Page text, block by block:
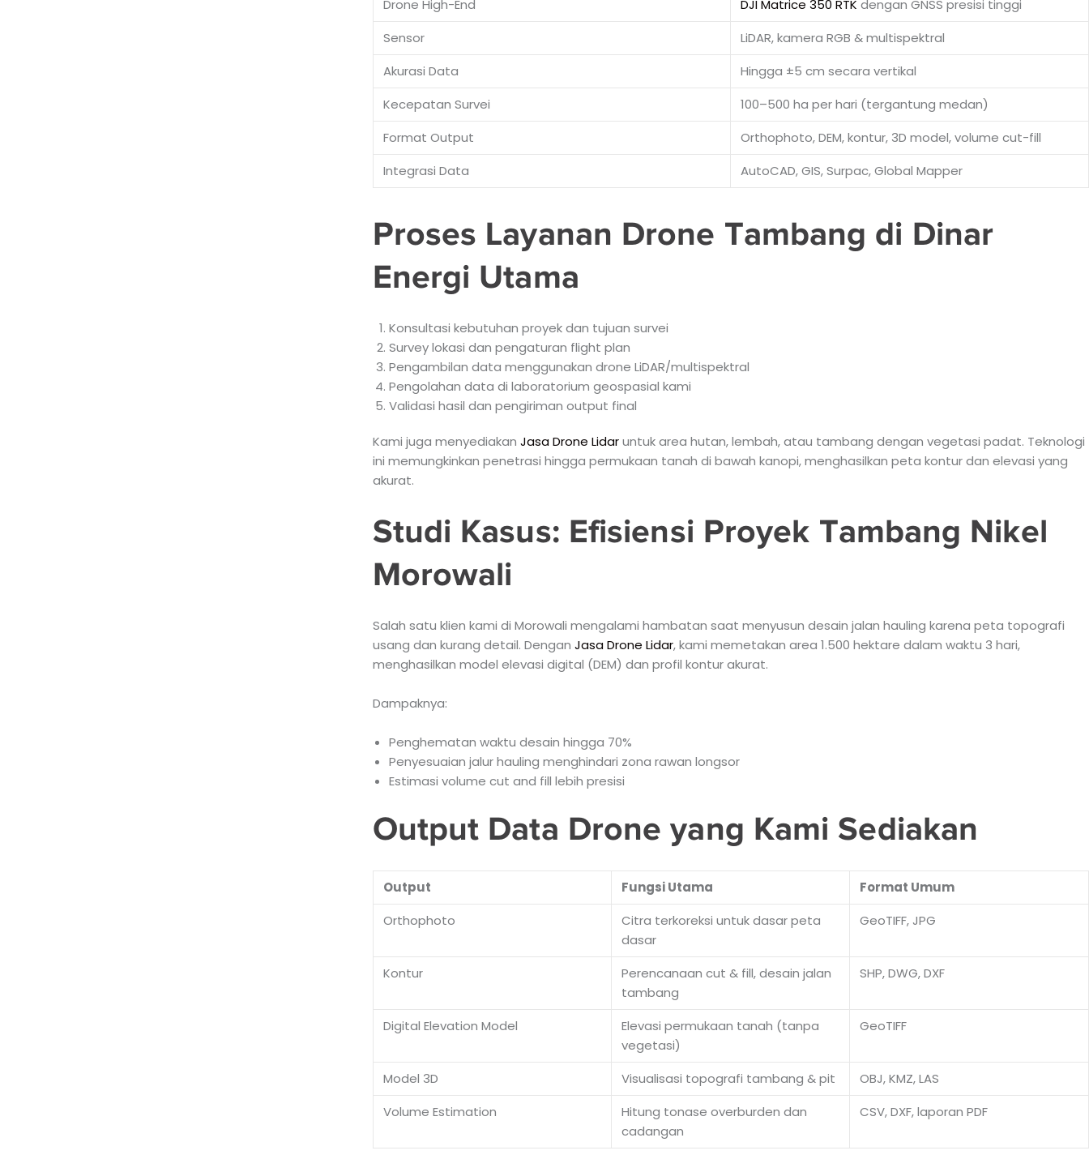
Drone High-End
DJI Matrice 350 RTK dengan GNSS presisi tinggi
Sensor
LiDAR, kamera RGB & multispektral
Akurasi Data
Hingga ±5 cm secara vertikal
Kecepatan Survei
100–500 ha per hari (tergantung medan)
Format Output
Orthophoto, DEM, kontur, 3D model, volume cut-fill
Integrasi Data
AutoCAD, GIS, Surpac, Global Mapper
Proses Layanan Drone Tambang di Dinar
Energi Utama
Konsultasi kebutuhan proyek dan tujuan survei
Survey lokasi dan pengaturan flight plan
Pengambilan data menggunakan drone LiDAR/multispektral
Pengolahan data di laboratorium geospasial kami
Validasi hasil dan pengiriman output final
Kami juga menyediakan Jasa Drone Lidaruntuk area hutan, lembah, atau tambang dengan vegetasi padat. Teknologi
ini memungkinkan penetrasi hingga permukaan tanah di bawah kanopi, menghasilkan peta kontur dan elevasi yang
akurat.
Studi Kasus: Efisiensi Proyek Tambang Nikel
Morowali
Salah satu klien kami di Morowali mengalami hambatan saat menyusun desain jalan hauling karena peta topografi
usang dan kurang detail. Dengan Jasa Drone Lidar, kami memetakan area 1.500 hektare dalam waktu 3 hari,
menghasilkan model elevasi digital (DEM) dan profil kontur akurat.
Dampaknya:
Penghematan waktu desain hingga 70%
Penyesuaian jalur hauling menghindari zona rawan longsor
Estimasi volume cut and fill lebih presisi
Output Data Drone yang Kami Sediakan
Output Fungsi Utama
Format Umum
Orthophoto
Citra terkoreksi untuk dasar peta
dasar
GeoTIFF, JPG
Kontur
Perencanaan cut & fill, desain jalan
tambang
SHP, DWG, DXF
Digital Elevation Model
Elevasi permukaan tanah (tanpa
vegetasi)
GeoTIFF
Model 3D Visualisasi topografi tambang & pit
OBJ, KMZ, LAS
Volume Estimation
Hitung tonase overburden dan
cadangan
CSV, DXF, laporan PDF